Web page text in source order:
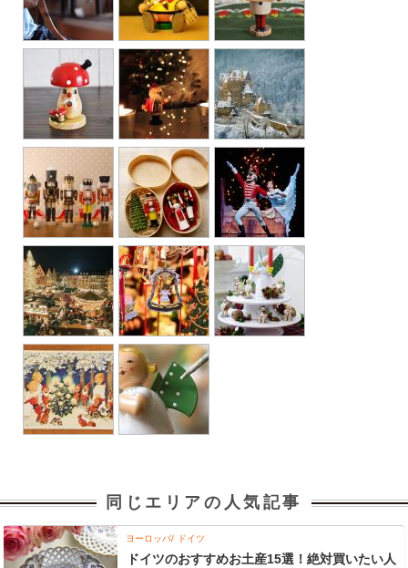
同じエリアの人気記事
ヨーロッパ ドイツ
ドイツのおすすめお土産15選！絶対買いたい人